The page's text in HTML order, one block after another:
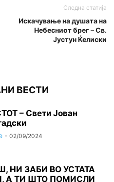
Следна статија
Искачување на душата на
Небесниот брег – Св.
Јустун Ќелиски
ВЕСТИ
– Свети Јован
- 02/09/2024
НИ ЗАБИ ВО УСТАТА
А ТИ ШТО ПОМИСЛИ